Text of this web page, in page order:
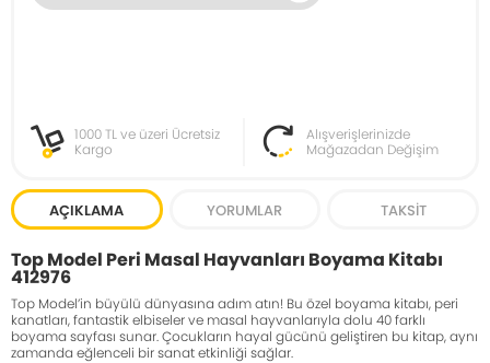
1000 TL ve üzeri Ücretsiz
Kargo
Alışverişlerinizde
Mağazadan Değişim
AÇIKLAMA YORUMLAR TAKSIT
Top Model Peri Masal Hayvanları Boyama Kitabı
412976
Top Model’in büyülü dünyasına adım atın! Bu özel boyama kitabı, peri
kanatları, fantastik elbiseler ve masal hayvanlarıyla dolu 40 farklı
boyama sayfası sunar. Çocukların hayal gücünü geliştiren bu kitap, aynı
zamanda eğlenceli bir sanat etkinliği sağlar.